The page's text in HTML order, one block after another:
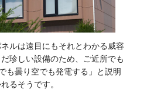
ルは遠目にもそれとわかる威容
珍しい設備のため、ご近所でも
も曇り空でも発電する」と説明
るそうです。